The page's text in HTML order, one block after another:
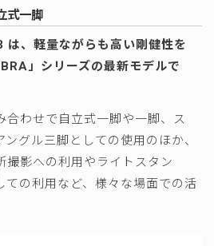
式一脚
は、軽量ながらも高い剛健性を
」シリーズの最新モデルで
合わせで自立式一脚や一脚、ス
グル三脚としての使用のほか、
撮影への利用やライトスタン
ての利用など、様々な場面での活